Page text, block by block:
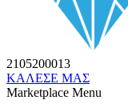
2105200013
ΚΑΛΕΣΕ ΜΑΣ
Marketplace Menu